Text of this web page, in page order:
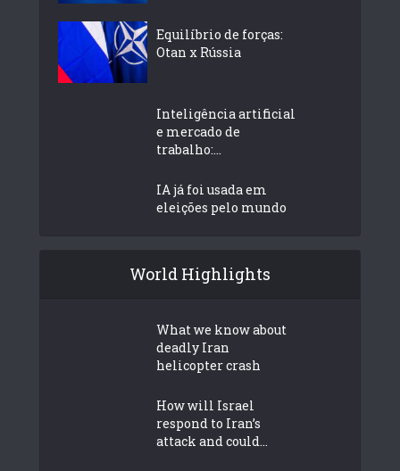
Equilíbrio de forças:
Otan x Rússia
Inteligência artificial
e mercado de
trabalho:...
IA já foi usada em
eleições pelo mundo
World Highlights
What we know about
deadly Iran
helicopter crash
How will Israel
respond to Iran’s
attack and could...